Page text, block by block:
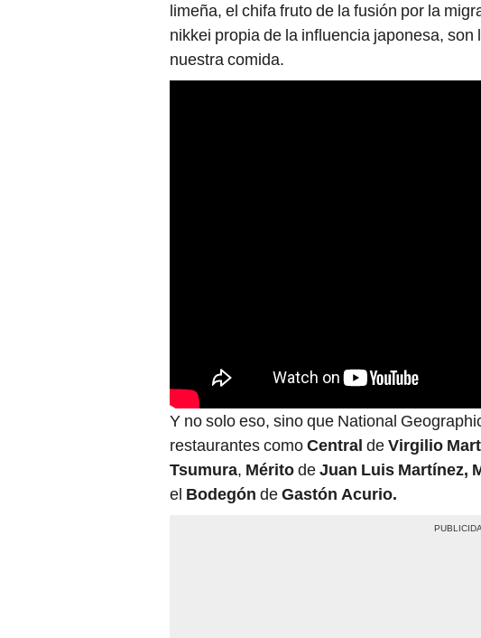
limeña, el chifa fruto de la fusión por la
nikkei propia de la influencia japonesa,
nuestra comida.
Y no solo eso, sino que National
restaurantes comoCentral deVirgilio
Tsumura, MéritodeJuan Luis Martínez,
el Bodegón deGastón Acurio.